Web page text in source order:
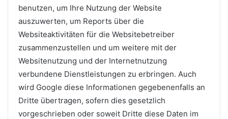
benutzen, um Ihre Nutzung der Website
auszuwerten, um Reports über die
Websiteaktivitäten für die Websitebetreiber
zusammenzustellen und um weitere mit der
Websitenutzung und der Internetnutzung
verbundene Dienstleistungen zu erbringen. Auch
wird Google diese Informationen gegebenenfalls an
Dritte übertragen, sofern dies gesetzlich
vorgeschrieben oder soweit Dritte diese Daten im